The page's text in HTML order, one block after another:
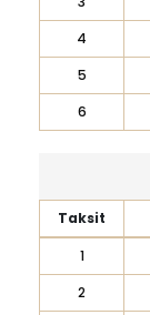
4
5
6
Taksit
1
2